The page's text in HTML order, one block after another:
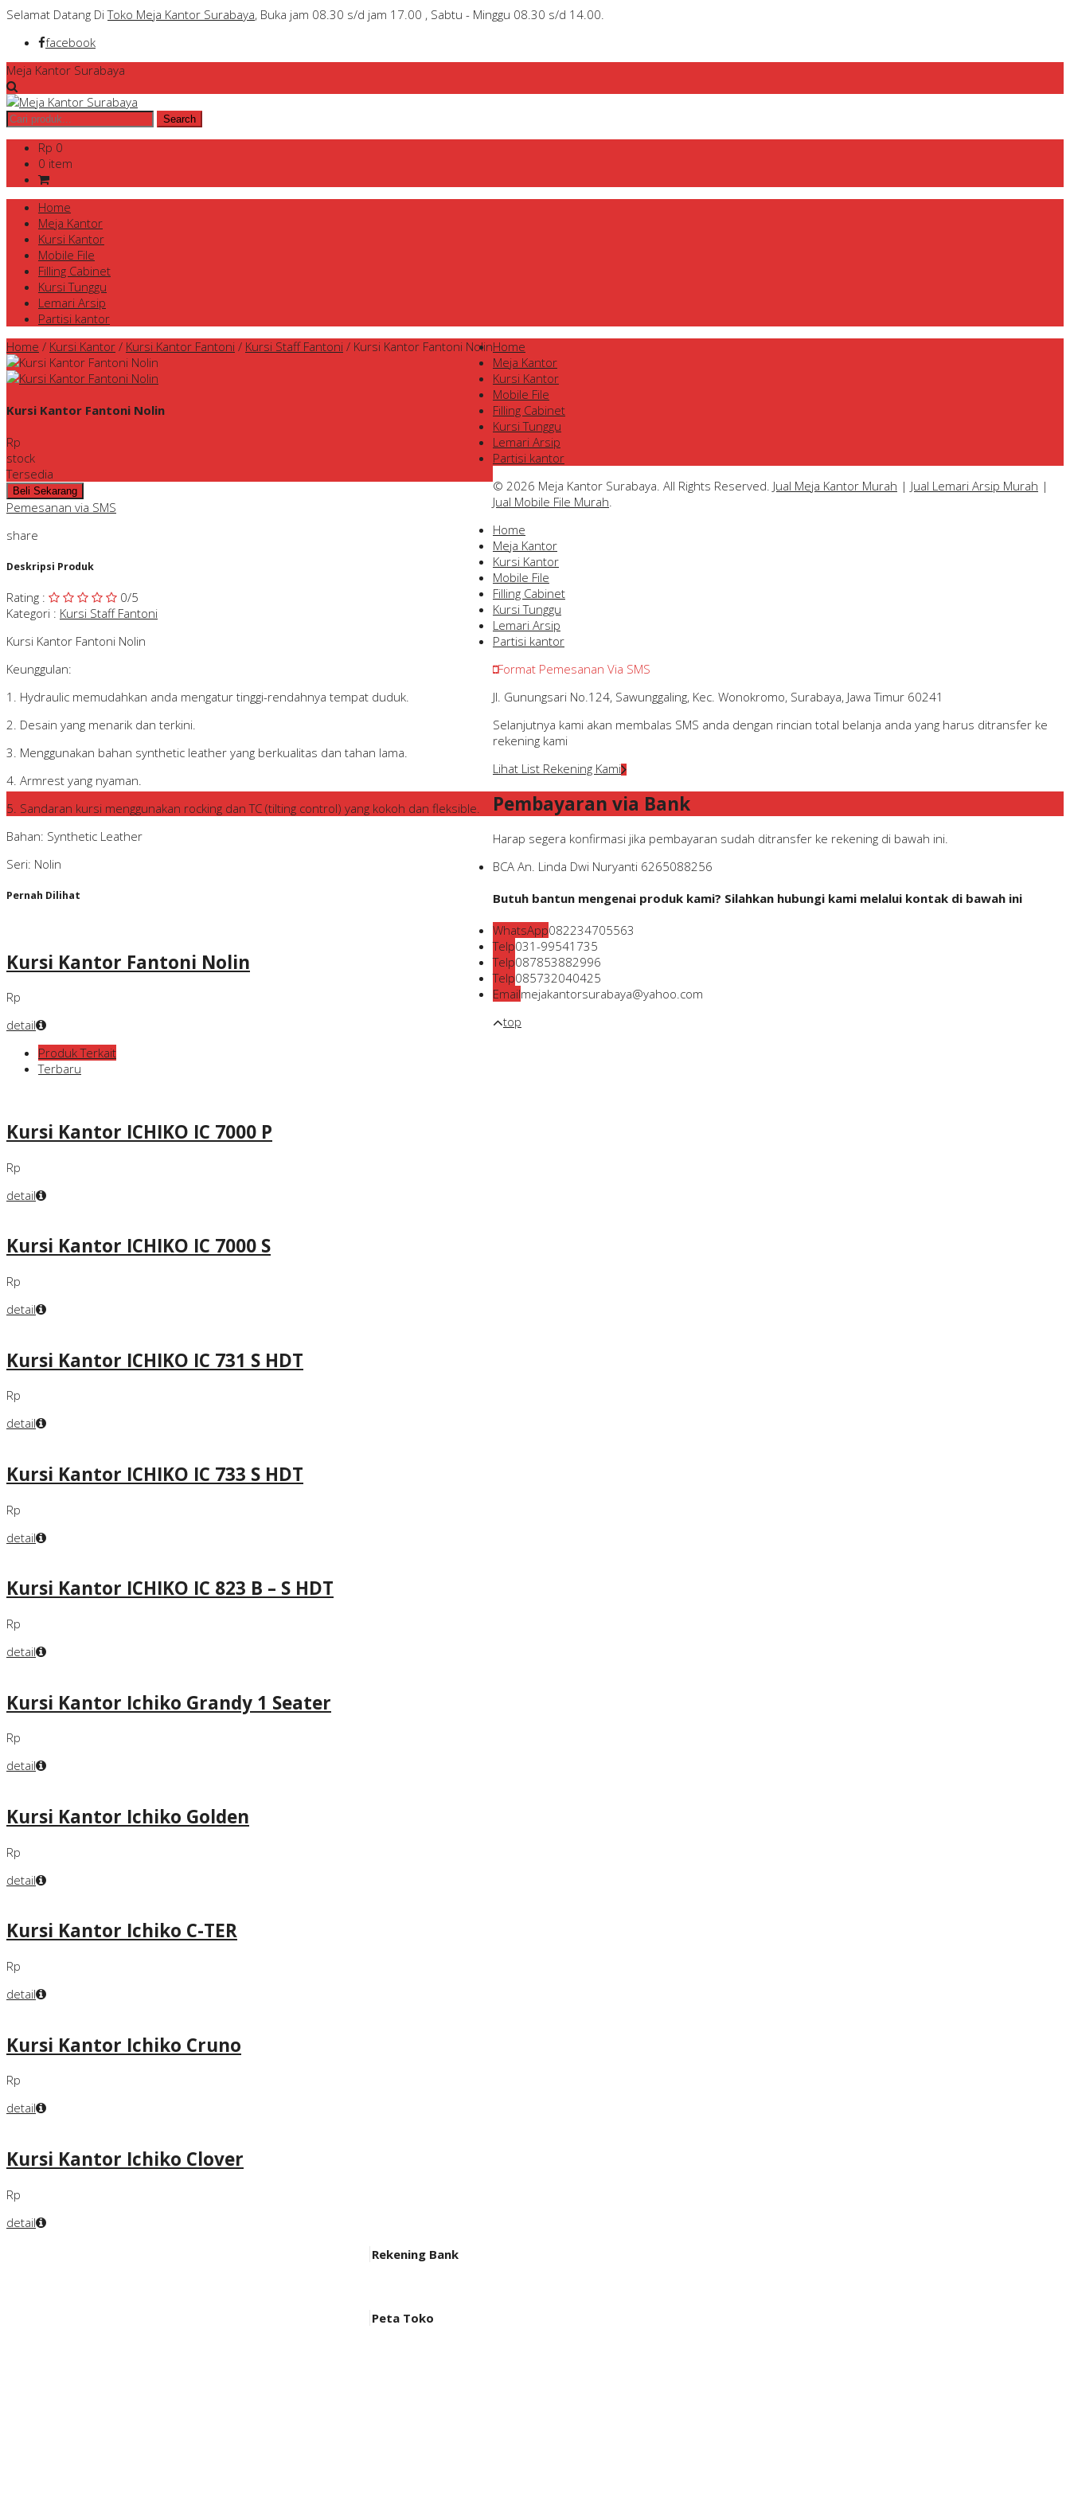
Selamat Datang DiToko Meja Kantor Surabaya, Buka jam 08.30 s/d jam 17.00 , Sabtu - Minggu 08.30 s/d 14.00.
facebook
Meja Kantor Surabaya
Rp 0
0 item
Home
Meja Kantor
Kursi Kantor
Mobile File
Filling Cabinet
Kursi Tunggu
Lemari Arsip
Partisi kantor
Home / Kursi Kantor / Kursi Kantor Fantoni / Kursi Staff Fantoni / Kursi Kantor Fantoni Nolin
Kursi Kantor Fantoni Nolin
Rp
stock
Tersedia
Pemesanan via SMS
share
Deskripsi Produk
Rating : 0/5
Kategori : Kursi Staff Fantoni
Kursi Kantor Fantoni Nolin
Keunggulan:
1. Hydraulic memudahkan anda mengatur tinggi-rendahnya tempat duduk.
2. Desain yang menarik dan terkini.
3. Menggunakan bahan synthetic leather yang berkualitas dan tahan lama.
4. Armrest yang nyaman.
5. Sandaran kursi menggunakan rocking dan TC (tilting control) yang kokoh dan fleksible.
Bahan: Synthetic Leather
Seri: Nolin
Pernah Dilihat
Kursi Kantor Fantoni Nolin
Rp
detail
Produk Terkait
Terbaru
Kursi Kantor ICHIKO IC 7000 P
Rp
detail
Kursi Kantor ICHIKO IC 7000 S
Rp
detail
Kursi Kantor ICHIKO IC 731 S HDT
Rp
detail
Kursi Kantor ICHIKO IC 733 S HDT
Rp
detail
Kursi Kantor ICHIKO IC 823 B – S HDT
Rp
detail
Kursi Kantor Ichiko Grandy 1 Seater
Rp
detail
Kursi Kantor Ichiko Golden
Rp
detail
Kursi Kantor Ichiko C-TER
Rp
detail
Kursi Kantor Ichiko Cruno
Rp
detail
Kursi Kantor Ichiko Clover
Rp
detail
Rekening Bank
Peta Toko
Home
Meja Kantor
Kursi Kantor
Mobile File
Filling Cabinet
Kursi Tunggu
Lemari Arsip
Partisi kantor
© 2026 Meja Kantor Surabaya. All Rights Reserved. Jual Meja Kantor Murah | Jual Lemari Arsip Murah |
Jual Mobile File Murah.
Home
Meja Kantor
Kursi Kantor
Mobile File
Filling Cabinet
Kursi Tunggu
Lemari Arsip
Partisi kantor
Format Pemesanan Via SMS
Jl. Gunungsari No.124, Sawunggaling, Kec. Wonokromo, Surabaya, Jawa Timur 60241
Selanjutnya kami akan membalas SMS anda dengan rincian total belanja anda yang harus ditransfer ke
rekening kami
Lihat List Rekening Kami
Pembayaran via Bank
Harap segera konfirmasi jika pembayaran sudah ditransfer ke rekening di bawah ini.
BCA An. Linda Dwi Nuryanti 6265088256
Butuh bantun mengenai produk kami? Silahkan hubungi kami melalui kontak di bawah ini
WhatsApp082234705563
Telp031-99541735
Telp087853882996
Telp085732040425
Emailmejakantorsurabaya@yahoo.com
top